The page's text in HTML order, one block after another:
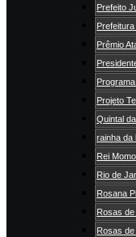
Prefeito
Prêmio
Projeto
Quintal
rainha da
Rei Momo
Rio de
Rosana
Rosas
Rosas